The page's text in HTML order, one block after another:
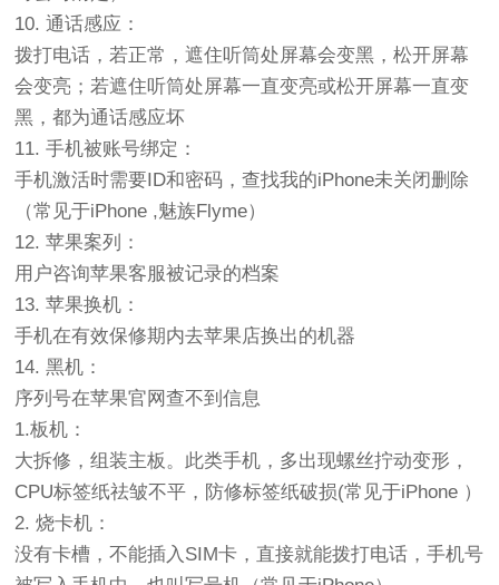
10. 通话感应：
拨打电话，若正常，遮住听筒处屏幕会变黑，松开屏幕
会变亮；若遮住听筒处屏幕一直变亮或松开屏幕一直变
黑，都为通话感应坏
11. 手机被账号绑定：
手机激活时需要ID和密码，查找我的iPhone未关闭删除
（常见于iPhone ,魅族Flyme）
12. 苹果案列：
用户咨询苹果客服被记录的档案
13. 苹果换机：
手机在有效保修期内去苹果店换出的机器
14. 黑机：
序列号在苹果官网查不到信息
1.板机：
大拆修，组装主板。此类手机，多出现螺丝拧动变形，
CPU标签纸祛皱不平，防修标签纸破损(常见于iPhone ）
2. 烧卡机：
没有卡槽，不能插入SIM卡，直接就能拨打电话，手机号